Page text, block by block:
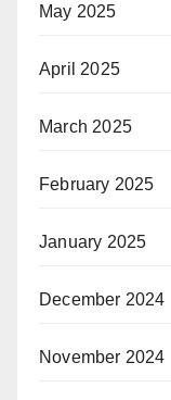
May 2025
April 2025
March 2025
February 2025
January 2025
December 2024
November 2024